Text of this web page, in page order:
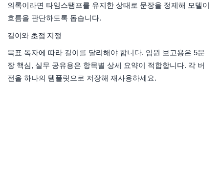
의록이라면 타임스탬프를 유지한 상태로 문장을 정제해 모델이
흐름을 판단하도록 돕습니다.
길이와 초점 지정
목표 독자에 따라 길이를 달리해야 합니다. 임원 보고용은 5문
장 핵심, 실무 공유용은 항목별 상세 요약이 적합합니다. 각 버
전을 하나의 템플릿으로 저장해 재사용하세요.